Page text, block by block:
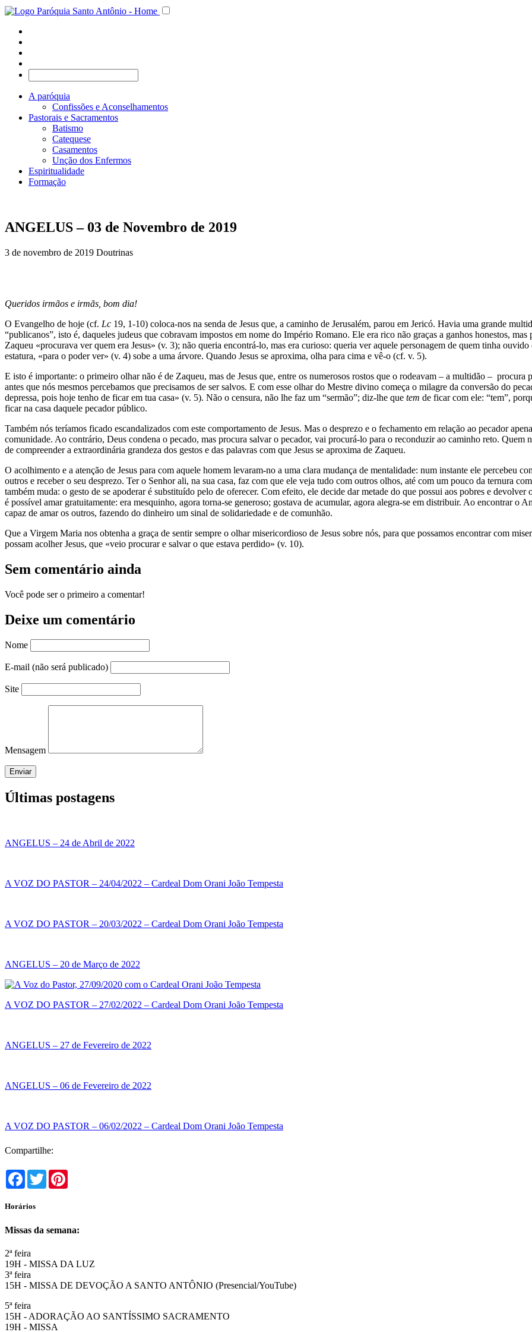
A paróquia
Confissões e Aconselhamentos
Pastorais e Sacramentos
Batismo
Catequese
Casamentos
Unção dos Enfermos
Espiritualidade
Formação
ANGELUS – 03 de Novembro de 2019
3 de novembro de 2019 Doutrinas
Queridos irmãos e irmãs, bom dia!
O Evangelho de hoje (cf. Lc 19, 1-10) coloca-nos na senda de Jesus que, a caminho de Jerusalém, parou em Jericó. Havia uma grande
“publicanos”, isto é, daqueles judeus que cobravam impostos em nome do Império Romano. Ele era rico não graças a ganhos honestos,
Zaqueu «procurava ver quem era Jesus» (v. 3); não queria encontrá-lo, mas era curioso: queria ver aquele personagem de quem tinha
estatura, «para o poder ver» (v. 4) sobe a uma árvore. Quando Jesus se aproxima, olha para cima e vê-o (cf. v. 5).
E isto é importante: o primeiro olhar não é de Zaqueu, mas de Jesus que, entre os numerosos rostos que o rodeavam – a multidão –
antes que nós mesmos percebamos que precisamos de ser salvos. E com esse olhar do Mestre divino começa o milagre da conversão do
depressa, pois hoje tenho de ficar em tua casa» (v. 5). Não o censura, não lhe faz um “sermão”; diz-lhe que tem de ficar com ele: “tem”,
ficar na casa daquele pecador público.
Também nós teríamos ficado escandalizados com este comportamento de Jesus. Mas o desprezo e o fechamento em relação ao pecador
comunidade. Ao contrário, Deus condena o pecado, mas procura salvar o pecador, vai procurá-lo para o reconduzir ao caminho reto.
de compreender a extraordinária grandeza dos gestos e das palavras com que Jesus se aproxima de Zaqueu.
O acolhimento e a atenção de Jesus para com aquele homem levaram-no a uma clara mudança de mentalidade: num instante ele percebeu
outros e receber o seu desprezo. Ter o Senhor ali, na sua casa, faz com que ele veja tudo com outros olhos, até com um pouco da ternura
também muda: o gesto de se apoderar é substituído pelo de oferecer. Com efeito, ele decide dar metade do que possui aos pobres e
é possível amar gratuitamente: era mesquinho, agora torna-se generoso; gostava de acumular, agora alegra-se em distribuir. Ao encontrar o
capaz de amar os outros, fazendo do dinheiro um sinal de solidariedade e de comunhão.
Que a Virgem Maria nos obtenha a graça de sentir sempre o olhar misericordioso de Jesus sobre nós, para que possamos encontrar com
possam acolher Jesus, que «veio procurar e salvar o que estava perdido» (v. 10).
Sem comentário ainda
Você pode ser o primeiro a comentar!
Deixe um comentário
Nome
E-mail (não será publicado)
Site
Mensagem
Enviar
Últimas postagens
ANGELUS – 24 de Abril de 2022
A VOZ DO PASTOR – 24/04/2022 – Cardeal Dom Orani João Tempesta
A VOZ DO PASTOR – 20/03/2022 – Cardeal Dom Orani João Tempesta
ANGELUS – 20 de Março de 2022
A VOZ DO PASTOR – 27/02/2022 – Cardeal Dom Orani João Tempesta
ANGELUS – 27 de Fevereiro de 2022
ANGELUS – 06 de Fevereiro de 2022
A VOZ DO PASTOR – 06/02/2022 – Cardeal Dom Orani João Tempesta
Compartilhe:
Facebook
Twitter
Horários
Missas da semana:
2ª feira
19H - MISSA DA LUZ
3ª feira
15H - MISSA DE DEVOÇÃO A SANTO ANTÔNIO (Presencial/YouTube)
5ª feira
15H - ADORAÇÃO AO SANTÍSSIMO SACRAMENTO
19H - MISSA